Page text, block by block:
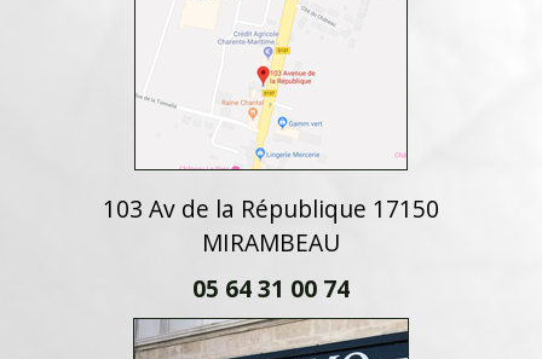
103 Av de la République 17150
MIRAMBEAU
05 64 31 00 74